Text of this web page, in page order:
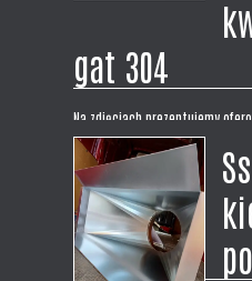
gat 304
Na zdjęciach prezentujemy
laboratoryjne w wykonaniu
nierdzewnej kwasoodpornej gat
300x300x200H. Wykonujemy
indywidualne potrzeby klienta,...